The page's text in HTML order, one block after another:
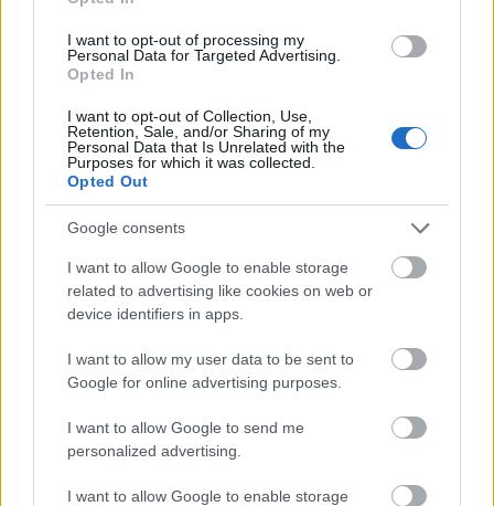
I want to opt-out of processing my
Personal Data for Targeted Advertising.
Opted In
I want to opt-out of Collection, Use,
Retention, Sale, and/or Sharing of my
Personal Data that Is Unrelated with the
Purposes for which it was collected.
Opted Out
Google consents
I want to allow Google to enable storage
related to advertising like cookies on web or
device identifiers in apps.
I want to allow my user data to be sent to
Google for online advertising purposes.
I want to allow Google to send me
personalized advertising.
I want to allow Google to enable storage
13 milliós luxus pezsgősládával jött
ki a Rolls Royce
Nem tudunk ennél drágább pezsgős tartozékot
Winelovers •2019. május 21.
A brit luxusautó-márka a napokban mutatta be
legújabb luxuscikkét, a 37 ezer fontba kerülő
champagne-dobozkáját. Van benne gravírozott
kristályflőte, elegáns pezsgőhűtő, hőálló kaviártartó,
kaviárkanál, hímzett szalvéták, mindez szexi, fekete
bőrbe húzva. Ha ebből nem sok szót értettél, akkor…